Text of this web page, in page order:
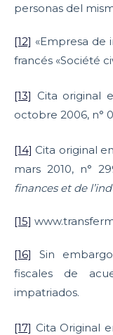
personas del
[12] «Empresa de
francés «Société
[13] Cita original
octobre 2006, n°
[14] Cita original
mars 2010, n°
finances et de
[15]
[16]
Sin
fiscales de
impatriados.
[17] Cita Original